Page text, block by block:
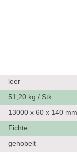
leer
51,20 kg / Stk
13000 x 60 x 140 mm
Fichte
gehobelt